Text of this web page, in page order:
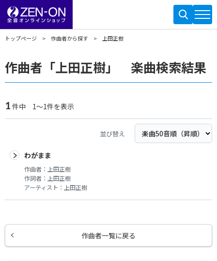
トップページ 作曲者から探す 上田正樹
作曲者「上田正樹」 楽曲検索結果
1 件中 1～1件を表示
並び替え
わがまま
作曲者： 上田正樹
作詞者： 上田正樹
アーティスト： 上田正樹
作曲者一覧に戻る